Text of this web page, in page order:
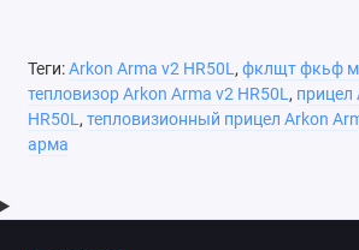
Теги:Arkon Arma v2 HR50L, фклщт фкьф
тепловизор Arkon Arma v2 HR50L, прицел
HR50L, тепловизионный прицел Arkon
арма